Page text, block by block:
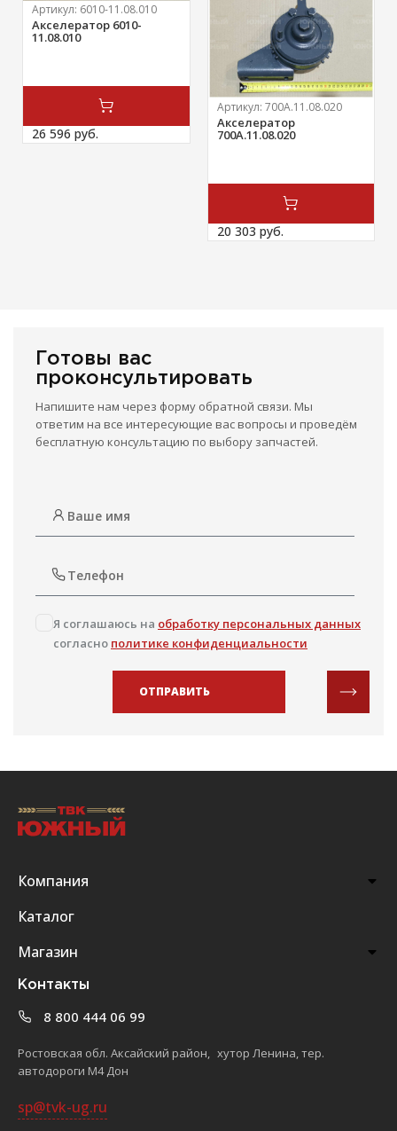
Артикул: 6010-11.08.010
Акселератор 6010-
11.08.010
26 596 руб.
Артикул: 700А.11.08.020
Акселератор
700А.11.08.020
20 303 руб.
Готовы вас
проконсультировать
Напишите нам через форму обратной связи. Мы
ответим на все интересующие вас вопросы и проведём
бесплатную консультацию по выбору запчастей.
Я соглашаюсь на обработку персональных данных
согласно политике конфиденциальности
ОТПРАВИТЬ
Компания
Каталог
Магазин
Контакты
8 800 444 06 99
Ростовская обл. Аксайский район, хутор Ленина, тер.
автодороги М4 Дон
sp@tvk-ug.ru